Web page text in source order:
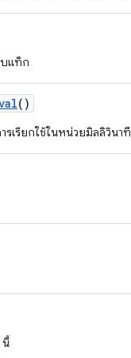
แท็ก
()
รเรียกใช้ในหน่วยมิลลิวินาที
นี้